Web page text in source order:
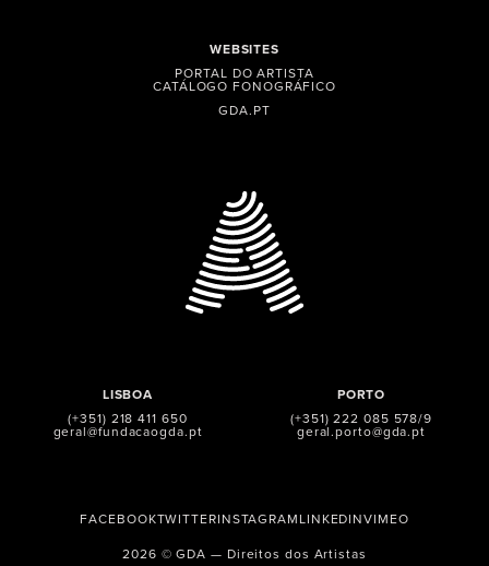
LISBOA
(+351) 218 411 650
geral@fundacaogda.pt
PORTO
(+351) 222 085 578/9
geral.porto@gda.pt
WEBSITES
PORTAL DO ARTISTA
CATÁLOGO FONOGRÁFICO
GDA.PT
2026 © GDA — Direitos dos Artistas
FACEBOOKTWITTERINSTAGRAMLINKEDINVIMEO